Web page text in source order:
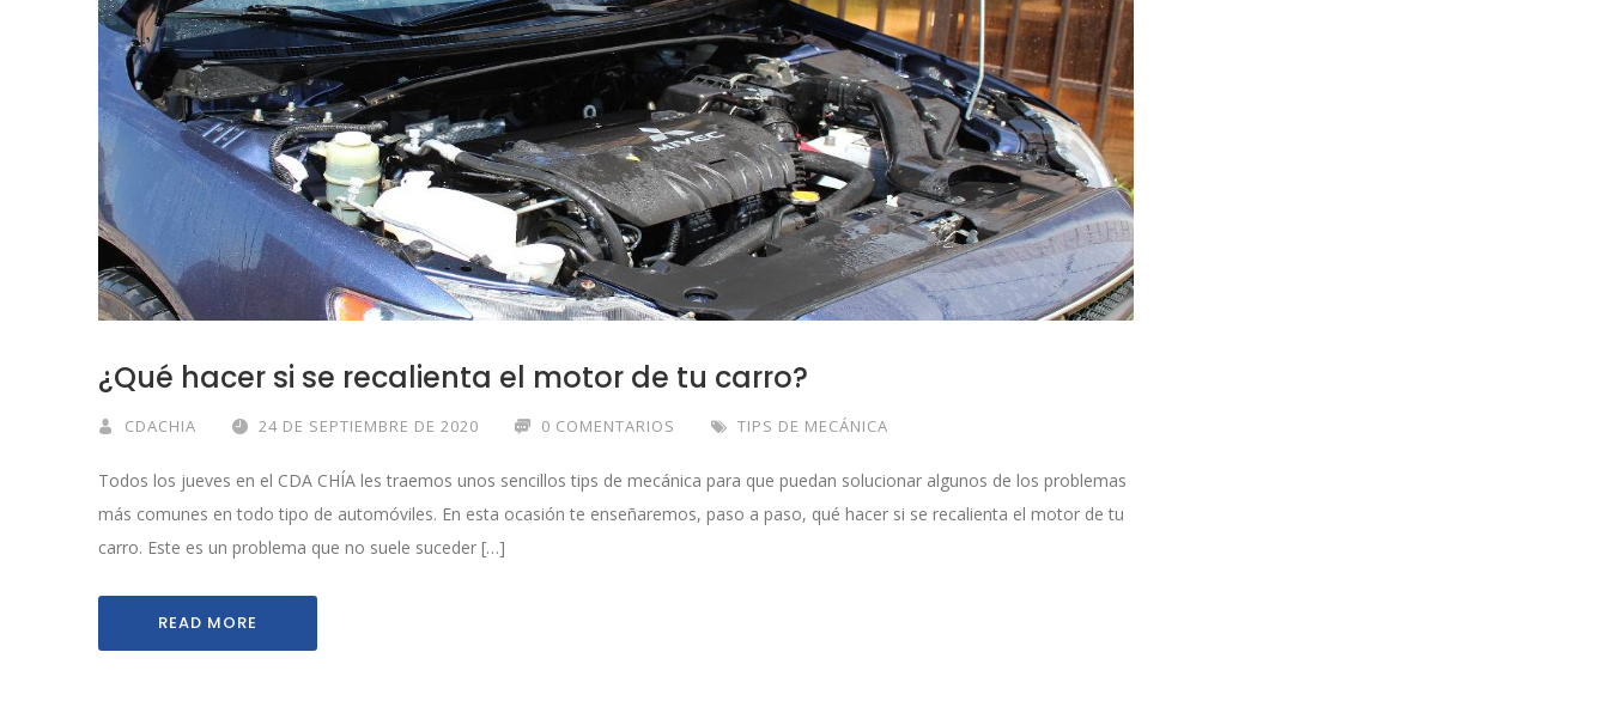
¿Qué hacer si se recalienta el motor de tu carro?
CDACHIA 24 DE SEPTIEMBRE DE 2020 0 COMENTARIOS TIPS DE MECÁNICA
Todos los jueves en el CDA CHÍA les traemos unos sencillos tips de mecánica para que puedan solucionar algunos de los problemas
más comunes en todo tipo de automóviles. En esta ocasión te enseñaremos, paso a paso, qué hacer si se recalienta el motor de tu
carro. Este es un problema que no suele suceder […]
READ MORE